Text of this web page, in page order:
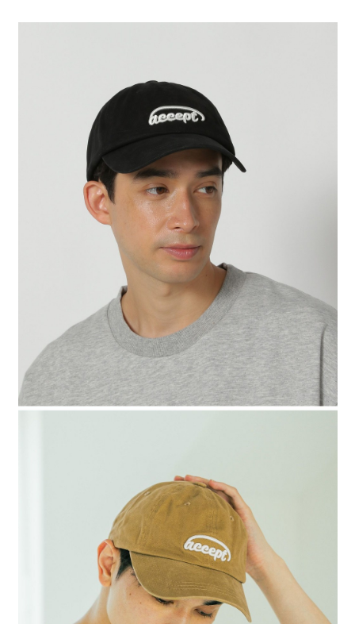
帳／街口支付／iPASS MONEY」等通路繳費。
1.本服務係由「台灣大哥大股份有限公司」（以下簡稱本公司）所提供，讓
用戶於交易時，得透過本服務購買商品或服務，並由商店將買賣／分期付款
買賣價金債權讓與本公司後，依約使用本公司帳單繳交帳款。
2.基於同意付款使用「大哥付你分期」之契約關係目的，商店將以您的個人
資料（包含姓名、電話或地址）提供予台灣大哥大進項蒐集、處理及利用，
由本公司與您本人進行分期帳單所需資料之確認、核對及更正。
3.完整用戶服務條款，請詳閱以下連結：
https://oppay.tw/userRule
３．安心：先確認商品／服務後，再付款。
結帳頁面，進行簡訊認證並確認金額後，即可完成結帳。
２．訂單成立數日內，您將收到繳費通知簡訊。
３．收到繳費通知簡訊後14天內，點擊此簡訊中的連結，可透過四大超商／
ATM／網路銀行／等多元方式進行付款，方視為交易完成。
※ 請注意：結帳手續完成當下不需立刻繳費，但若您需要取消訂單，請聯絡
購買商品的店家。未經商家同意取消之訂單仍視為有效，需透過AFTEE先享
後付繳納相關費用。
※ 交易是否成功請以「AFTEE先享後付 」之結帳頁面顯示為準，若有關於
是否繳費成功／繳費後需取消欲退款等相關疑問，請聯繫「AFTEE先享後付
https://netprotections.freshdesk.com/support/home
１．透過由恩沛科技股份有限公司提供之「AFTEE先享後付」服務完成之交
易，需依本服務之必要範圍內提供個人資料，並將交易相關給付款項請求債
權轉讓予恩沛科技股份有限公司。
２．關於個人資料處理事宜，請瀏覽以下網址：https://aftee.tw/terms/#terms3
３．未成年的使用者請事先徵得法定代理人或監護人之同意方可使用
「AFTEE先享後付」，若未經同意申辦者引起之損失，本公司不負相關責
４．使用「AFTEE先享後付」時，將依據個別帳號之用戶狀況，依本公司即
時審查核予不同之上限額度；若仍有額度不足之情形，本公司將視審查結果
請求用戶進行身份認證。
５．嚴禁一人註冊多個帳號或使用他人資訊註冊。若發現惡意使用之情形，
恩沛科技股份有限公司將有權停止該用戶之使用額度並採取法律行動。
每筆NT$80，滿NT$888(含以上)免運費
每筆NT$80，滿NT$1,500(含以上)免運費
付款後 7-11取貨
每筆NT$80，滿NT$1,500(含以上)免運費
每筆NT$80，滿NT$1,500(含以上)免運費